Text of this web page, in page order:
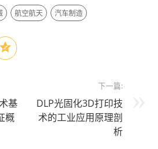
航空航天 汽车制造
基
概
下一篇:
DLP光固化3D打印技
术的工业应用原理剖
析